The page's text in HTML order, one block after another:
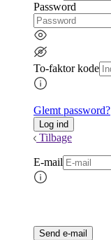
Password
To-faktor kode
Glemt password?
Tilbage
E-mail